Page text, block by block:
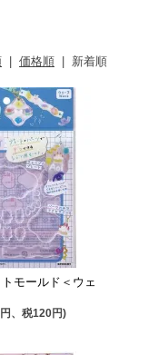
価格順 新着順
モールド＜ウェ
、税120円)